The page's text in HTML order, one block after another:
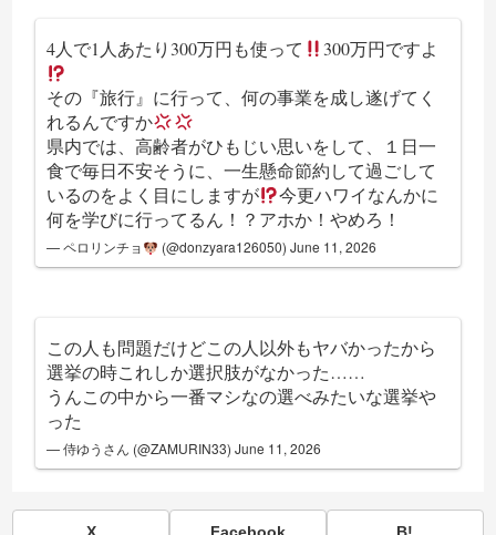
4人で1人あたり300万円も使って 300万円ですよ
その『旅行』に行って、何の事業を成し遂げてく
れるんですか
県内では、高齢者がひもじい思いをして、１日一
食で毎日不安そうに、一生懸命節約して過ごして
いるのをよく目にしますが
今更ハワイなんかに
何を学びに行ってるん！？アホか！やめろ！
— ペロリンチョ (@donzyara126050) June 11, 2026
この人も問題だけどこの人以外もヤバかったから
選挙の時これしか選択肢がなかった……
うんこの中から一番マシなの選べみたいな選挙や
った
— 侍ゆうさん (@ZAMURIN33)June 11, 2026